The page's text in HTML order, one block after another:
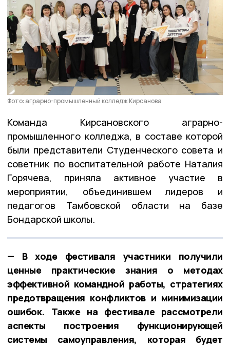
Фото: аграрно-промышленный колледж Кирсанова
Команда Кирсановского аграрно-
промышленного колледжа, в составе которой
были представители Студенческого совета и
советник по воспитательной работе Наталия
Горячева, приняла активное участие в
мероприятии, объединившем лидеров и
педагогов Тамбовской области на базе
Бондарской школы.
— В ходе фестиваля участники получили
ценные практические знания о методах
эффективной командной работы, стратегиях
предотвращения конфликтов и минимизации
ошибок. Также на фестивале рассмотрели
аспекты построения функционирующей
системы самоуправления, которая будет